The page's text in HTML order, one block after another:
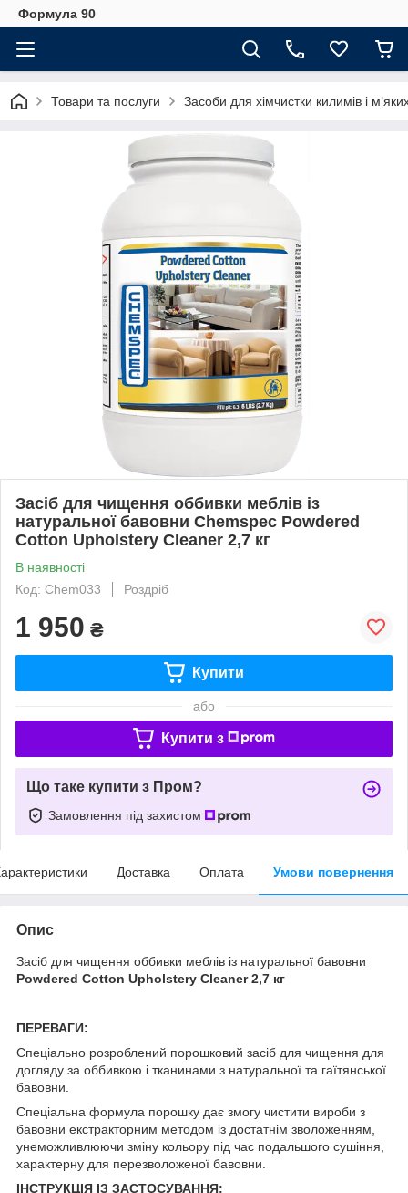
Формула 90
Товари та послуги Засоби для хімчистки килимів і
Засіб для чищення оббивки меблів із
натуральної бавовни Chemspec Powdered
Cotton Upholstery Cleaner 2,7 кг
В наявності
Код: Chem033
Роздріб
1 950 ₴
Купити
або
Купити з
Що таке купити з Пром?
Замовлення під захистом
Доставка Оплата Умови повернення
Опис
Засіб для чищення оббивки меблів із натуральної бавовни
Powdered Cotton Upholstery Cleaner 2,7 кг
ПЕРЕВАГИ:
Спеціально розроблений порошковий засіб для чищення для
догляду за оббивкою і тканинами з натуральної та гаїтянської
бавовни.
Спеціальна формула порошку дає змогу чистити вироби з
бавовни екстракторним методом із достатнім зволоженням,
унеможливлюючи зміну кольору під час подальшого сушіння,
характерну для перезволоженої бавовни.
ІНСТРУКЦІЯ ІЗ ЗАСТОСУВАННЯ: